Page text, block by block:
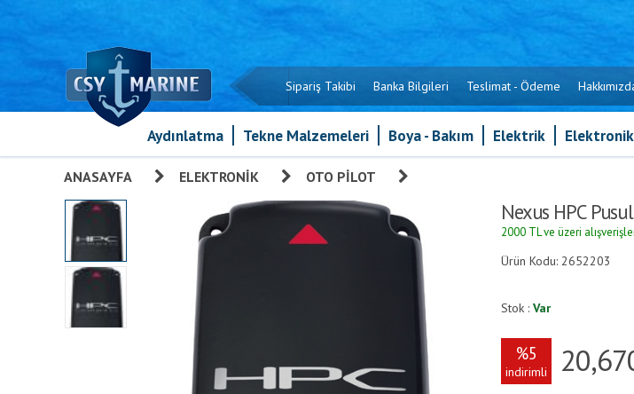
Sipariş Takibi Banka Bilgileri Teslimat - Ödeme
Aydınlatma Tekne Malzemeleri Boya - Bakım Elektrik Elektronik
ANASAYFA ELEKTRONIK OTO PILOT
Nexus HPC
2000 TL ve üzeri
Ürün Kodu: 2652203
Stok : Var
%5
indirimli